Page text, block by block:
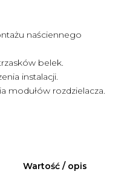
naściennego
belek.
instalacji.
modułów rozdzielacza.
Wartość / opis